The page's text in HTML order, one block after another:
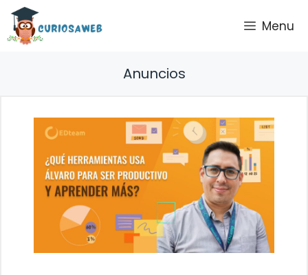
Saltar
contenido
Menu
Anuncios